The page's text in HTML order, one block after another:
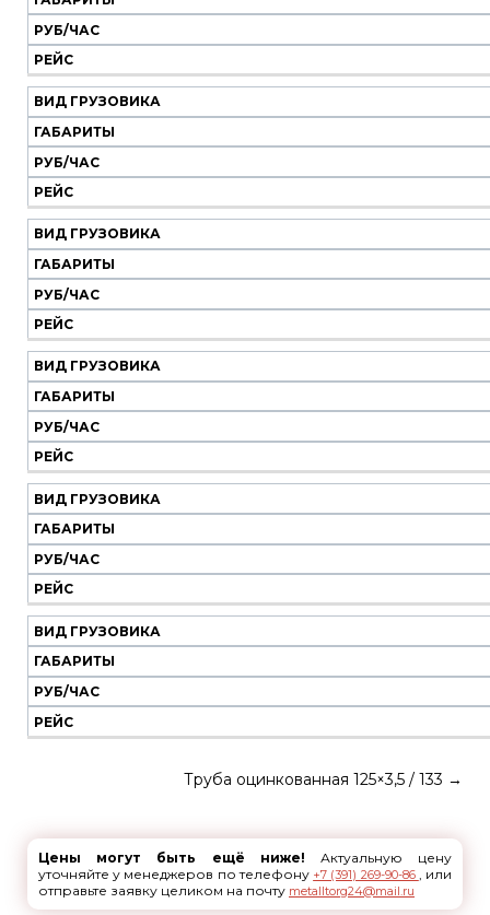
Вид
грузовика
Габариты
Руб/
час
Рейс
РУБ/ЧАС
РЕЙС
ВИД ГРУЗОВИКА
ГАБАРИТЫ
РУБ/ЧАС
РЕЙС
ВИД ГРУЗОВИКА
ГАБАРИТЫ
РУБ/ЧАС
РЕЙС
ВИД ГРУЗОВИКА
ГАБАРИТЫ
РУБ/ЧАС
РЕЙС
ВИД ГРУЗОВИКА
ГАБАРИТЫ
РУБ/ЧАС
РЕЙС
ВИД ГРУЗОВИКА
ГАБАРИТЫ
РУБ/ЧАС
РЕЙС
Труба оцинкованная 125×3,5 / 133 →
Цены могут быть ещё ниже! Актуальную цену
уточняйте у менеджеров по телефону +7 (391) 269-90-86 , или
отправьте заявку целиком на почту metalltorg24@mail.ru